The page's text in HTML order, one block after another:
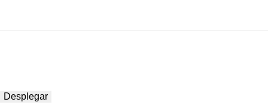
Desplegar